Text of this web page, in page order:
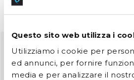
Questo sito web utilizza i
Utilizziamo i cookie per
ed annunci, per fornire
media e per analizzare il
IT Consulting